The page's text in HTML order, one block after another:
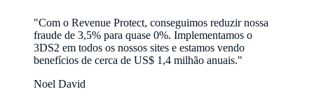
"Com o Revenue Protect, conseguimos reduzir nossa
fraude de 3,5% para quase 0%. Implementamos o
3DS2 em todos os nossos sites e estamos vendo
benefícios de cerca de US$ 1,4 milhão anuais."
Noel David